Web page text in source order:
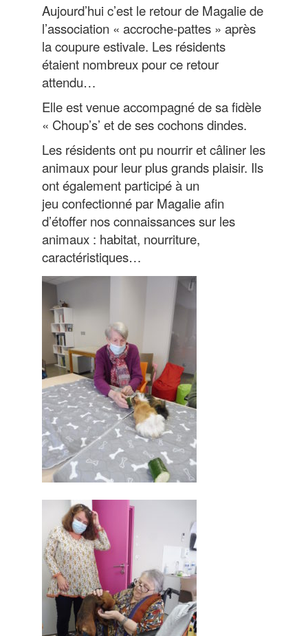
Aujourd’hui c’est le retour de Magalie de
l’association « accroche-pattes » après
la coupure estivale. Les résidents
étaient nombreux pour ce retour
attendu…
Elle est venue accompagné de sa fidèle
« Choup’s’ et de ses cochons dindes.
Les résidents ont pu nourrir et câliner les
animaux pour leur plus grands plaisir. Ils
ont également participé à un
jeu confectionné par Magalie afin
d’étoffer nos connaissances sur les
animaux : habitat, nourriture,
caractéristiques…